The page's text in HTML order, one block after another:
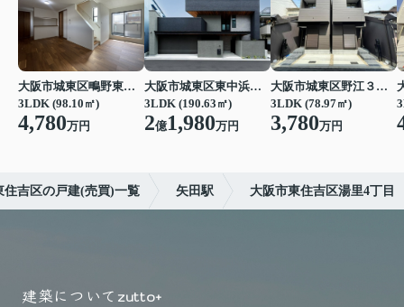
大阪市城東区鴫野東３丁目
3LDK (98.10㎡)
4,780万円
大阪市城東区東中浜３丁目
3LDK (190.63㎡)
2億1,980万円
大阪市城東区野江３丁目
3LDK (78.97㎡)
3,780万円
住吉区の戸建(売買)一覧 矢田駅 大阪市東住吉区湯里4丁目
建築について zutto+